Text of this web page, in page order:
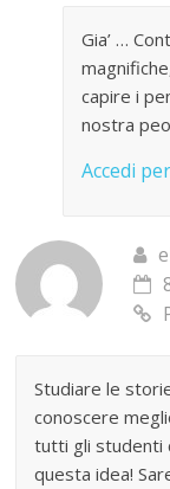
Gia’ …
capire i
nostra
Accedi
Studiare le
conoscere
tutti gli studenti
questa idea!